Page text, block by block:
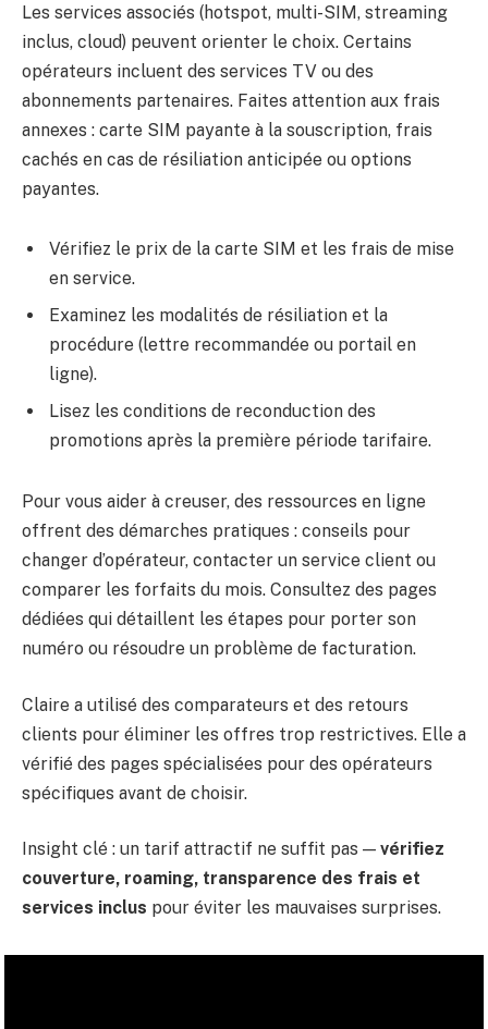
Les services associés (hotspot, multi-SIM, streaming
inclus, cloud) peuvent orienter le choix. Certains
opérateurs incluent des services TV ou des
abonnements partenaires. Faites attention aux frais
annexes : carte SIM payante à la souscription, frais
cachés en cas de résiliation anticipée ou options
payantes.
Vérifiez le prix de la carte SIM et les frais de mise
en service.
Examinez les modalités de résiliation et la
procédure (lettre recommandée ou portail en
ligne).
Lisez les conditions de reconduction des
promotions après la première période tarifaire.
Pour vous aider à creuser, des ressources en ligne
offrent des démarches pratiques : conseils pour
changer d’opérateur, contacter un service client ou
comparer les forfaits du mois. Consultez des pages
dédiées qui détaillent les étapes pour porter son
numéro ou résoudre un problème de facturation.
Claire a utilisé des comparateurs et des retours
clients pour éliminer les offres trop restrictives. Elle a
vérifié des pages spécialisées pour des opérateurs
spécifiques avant de choisir.
Insight clé : un tarif attractif ne suffit pas — vérifiez
couverture, roaming, transparence des frais et
services inclus pour éviter les mauvaises surprises.